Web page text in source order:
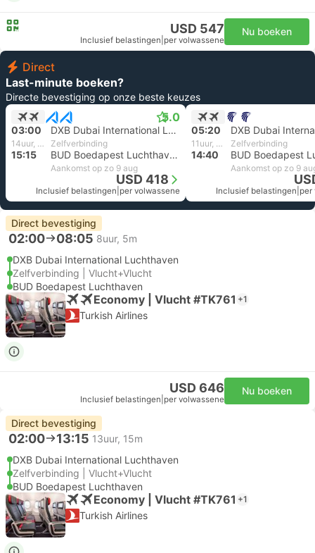
USD 547
Inclusief belastingen per volwassene
Nu boeken
Direct
Last-minute boeken?
Directe bevestiging op onze beste keuzes
5.0
03:00 DXB Dubai International Luchthaven
14uur, 15m Zelfverbinding
15:15 BUD Boedapest Luchthaven
Aankomst op zo 9 aug
USD 418
Inclusief belastingen per volwassene
05:20
11uur, 20m Zelfverbinding
14:40
Aankomst op zo 9
Inclusief belastingen per
Direct bevestiging
02:00 08:05 8uur, 5m
DXB Dubai International Luchthaven
Zelfverbinding | Vlucht+Vlucht
BUD Boedapest Luchthaven
Economy | Vlucht #TK761 +1
Turkish Airlines
USD 646
Inclusief belastingen per volwassene
Nu boeken
Direct bevestiging
02:00 13:15 13uur, 15m
DXB Dubai International Luchthaven
Zelfverbinding | Vlucht+Vlucht
BUD Boedapest Luchthaven
Economy | Vlucht #TK761 +1
Turkish Airlines